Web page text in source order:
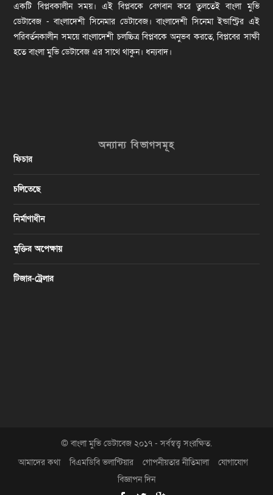
একটি বিপ্লবকালীন সময়। এই বিপ্লবকে বেগবান করে তুলতেই বাংলা মুভি
ডেটাবেজ - বাংলাদেশী সিনেমার ডেটাবেজ। বাংলাদেশী সিনেমা ইন্ডাস্ট্রির এই
পরিবর্তনকালীন সময়ে বাংলাদেশী চলচ্চিত্র বিপ্লবকে অনুভব করতে, বিপ্লবের সাক্ষী
হতে বাংলা মুভি ডেটাবেজ এর সাথে থাকুন। ধন্যবাদ।
অন্যান্য বিভাগসমূহ
ফিচার
চলিতেছে
নির্মাণাধীন
মুক্তির অপেক্ষায়
টিজার-ট্রেলার
© বাংলা মুভি ডেটাবেজ ২০১৭ - সর্বস্বত্ত্ব সংরক্ষিত.
আমাদের কথা
বিএমডিবি ভলান্টিয়ার গোপনীয়তার নীতিমালা
যোগাযোগ
বিজ্ঞাপন দিন